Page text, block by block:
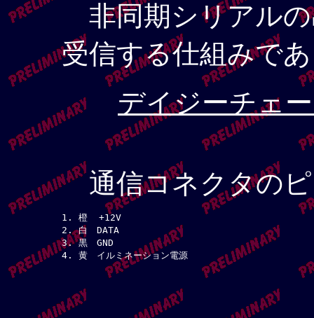
非同期シリアル
受信する仕組みで
デイジーチェ
通信コネクタのピ
1. 橙  +12V
2. 白　DATA
3. 黒　GND